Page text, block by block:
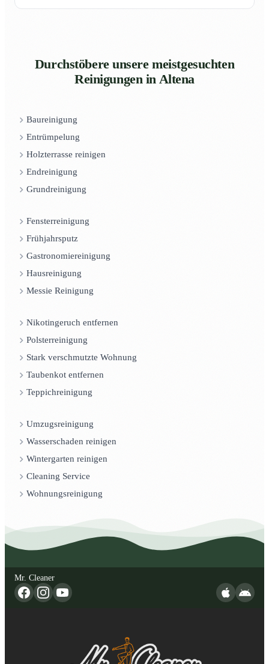
Durchstöbere unsere meistgesuchten
Reinigungen in Altena
Baureinigung
Entrümpelung
Holzterrasse reinigen
Endreinigung
Grundreinigung
Fensterreinigung
Frühjahrsputz
Gastronomiereinigung
Hausreinigung
Messie Reinigung
Nikotingeruch entfernen
Polsterreinigung
Stark verschmutzte Wohnung
Taubenkot entfernen
Teppichreinigung
Umzugsreinigung
Wasserschaden reinigen
Wintergarten reinigen
Cleaning Service
Wohnungsreinigung
Mr. Cleaner